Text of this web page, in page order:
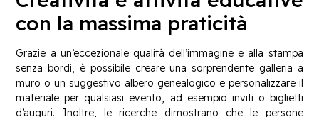
con la massima praticità
Grazie a un’eccezionale qualità dell’immagine e alla stampa
senza bordi, è possibile creare una sorprendente galleria a
muro o un suggestivo albero genealogico e personalizzare il
materiale per qualsiasi evento, ad esempio inviti o biglietti
d’auguri. Inoltre, le ricerche dimostrano che le persone